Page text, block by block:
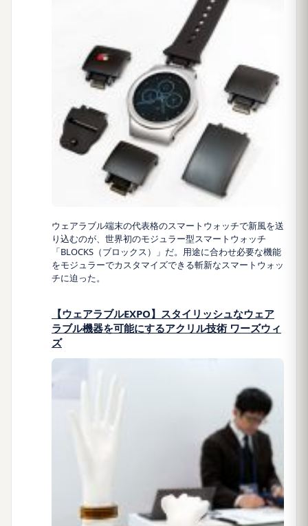
ウェアラブル端末の代表格のスマートウォッチで新風を送
り込むのが、世界初のモジュラー型スマートウォッチ
「BLOCKS（ブロックス）」だ。用途に合わせ必要な機能
をモジュラーでカスタマイズできる斬新なスマートウォッ
チに迫った。
【ウェアラブルEXPO】スタイリッシュなウェア
ラブル機器を可能にするアクリル技術 ワーズウィ
ズ